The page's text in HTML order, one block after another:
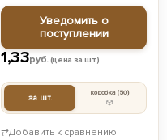
1,33руб.(цена за шт.)
за шт. коробка(50)
Уведомить о
поступлении
⇄Добавить к сравнению